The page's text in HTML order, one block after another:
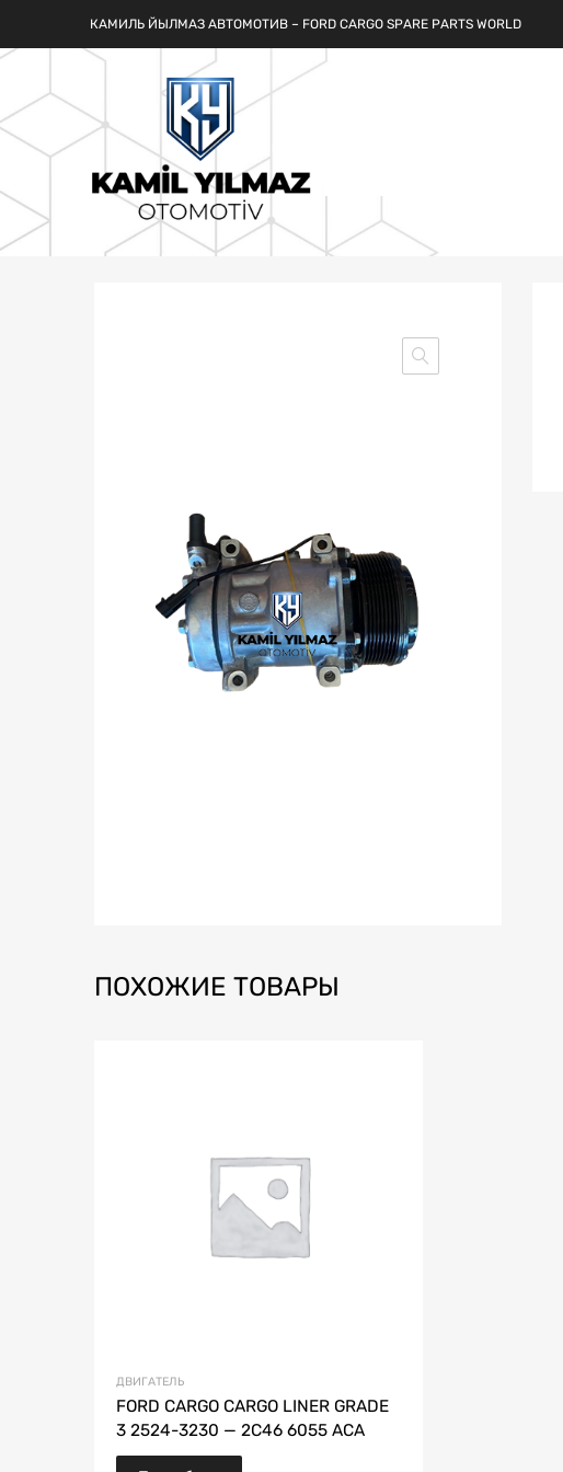
КАМИЛЬ ЙЫЛМАЗ АВТОМОТИВ – FORD CARGO SPARE PARTS WORLD
ПОХОЖИЕ ТОВАРЫ
ДВИГАТЕЛЬ
FORD CARGO CARGO LINER GRADE
3 2524-3230 — 2C46 6055 ACA